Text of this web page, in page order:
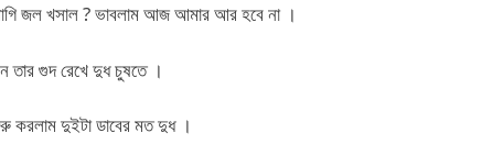
জল খসাল ? ভাবলাম আজ আমার আর হবে না ।
তার গুদ রেখে দুধ চুষতে ।
দুইটা ডাবের মত দুধ ।